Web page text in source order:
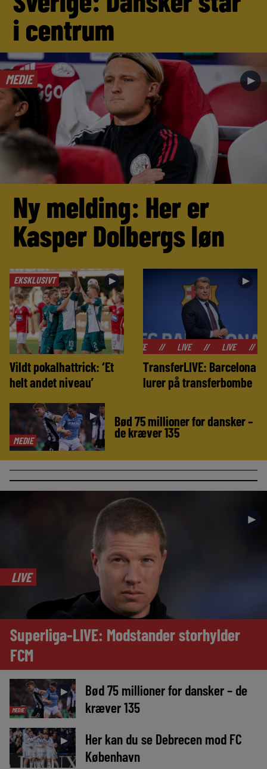
i centrum
MEDIE ►
Ny melding: Her er
Kasper Dolbergs løn
EKSKLUSIVT ►
Vildt pokalhattrick: ‘Et
helt andet niveau’
►
// LIVE LIVE LIVE //
TransferLIVE: Barcelona
lurer på transferbombe
MEDIE
► Bød 75 millioner for dansker –
de kræver 135
►
LIVE
Superliga-LIVE: Modstander storhylder
FCM
MEDIE
►
Bød 75 millioner for dansker – de
kræver 135
►
Her kan du se Debrecen mod FC
København